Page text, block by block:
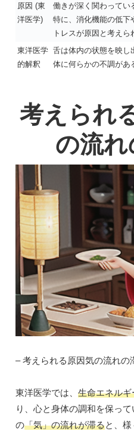
原因 (東
洋医学)
働きが深く関わってい
特に、消化機能の低下
トレスが原因と考えら
東洋医学
的解釈
舌は体内の状態を映し
体に何らかの不調があ
考えられ
の流れ
– 考えられる原因気の流れの
東洋医学では、 生命エネル
り、心と身体の調和を保っ
の「気」の流れが滞ると、